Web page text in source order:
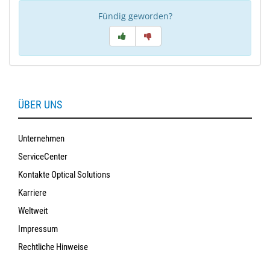
Fündig geworden?
ÜBER UNS
Unternehmen
ServiceCenter
Kontakte Optical Solutions
Karriere
Weltweit
Impressum
Rechtliche Hinweise